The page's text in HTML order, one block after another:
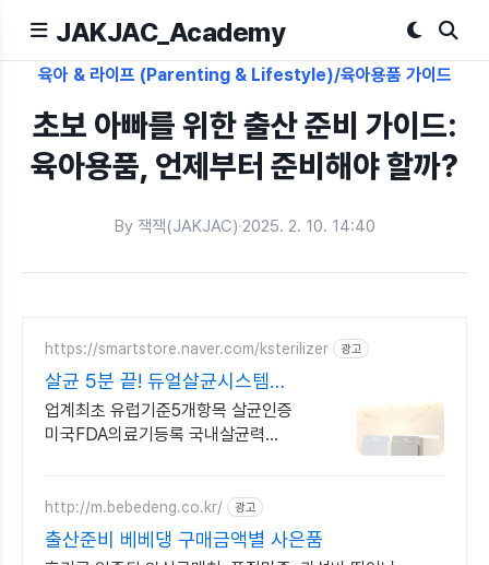
JAKJAC_Academy
육아 & 라이프 (Parenting & Lifestyle)/육아용품 가이드
초보 아빠를 위한 출산 준비 가이드:
육아용품, 언제부터 준비해야 할까?
By 잭잭(JAKJAC)·2025. 2. 10. 14:40
https://smartstore.naver.com/ksterilizer 광고
살균 5분 끝! 듀얼살균시스템
도어포켓선반
업계최초 유럽기준5개항목 살균인증
미국FDA의료기등록 국내살균력
http://m.bebedeng.co.kr/ 광고
출산준비 베베댕 구매금액별 사은품